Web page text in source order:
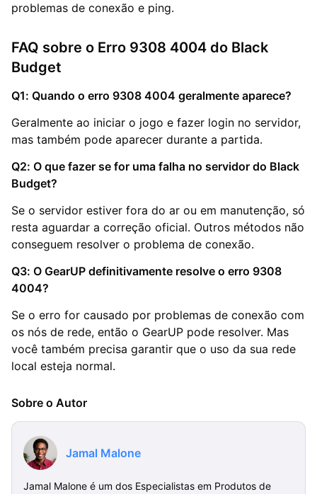
problemas de conexão e ping.
FAQ sobre o Erro 9308 4004 do Black
Budget
Q1: Quando o erro 9308 4004 geralmente aparece?
Geralmente ao iniciar o jogo e fazer login no servidor,
mas também pode aparecer durante a partida.
Q2: O que fazer se for uma falha no servidor do Black
Budget?
Se o servidor estiver fora do ar ou em manutenção, só
resta aguardar a correção oficial. Outros métodos não
conseguem resolver o problema de conexão.
Q3: O GearUP definitivamente resolve o erro 9308
4004?
Se o erro for causado por problemas de conexão com
os nós de rede, então o GearUP pode resolver. Mas
você também precisa garantir que o uso da sua rede
local esteja normal.
Sobre o Autor
Jamal Malone
Jamal Malone é um dos Especialistas em Produtos de